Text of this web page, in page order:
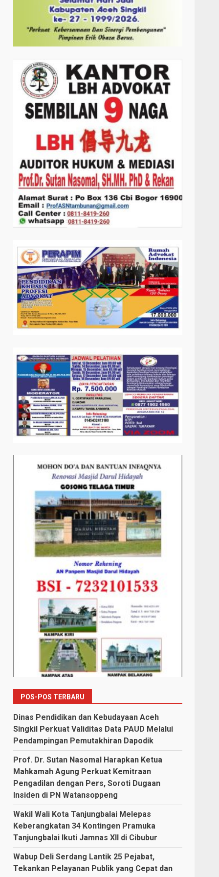
POS-POS TERBARU
Dinas Pendidikan dan Kebudayaan Aceh
Singkil Perkuat Validitas Data PAUD Melalui
Pendampingan Pemutakhiran Dapodik
Prof. Dr. Sutan Nasomal Harapkan Ketua
Mahkamah Agung Perkuat Kemitraan
Pengadilan dengan Pers, Soroti Dugaan
Insiden di PN Watansoppeng
Wakil Wali Kota Tanjungbalai Melepas
Keberangkatan 34 Kontingen Pramuka
Tanjungbalai Ikuti Jamnas XII di Cibubur
Wabup Deli Serdang Lantik 25 Pejabat,
Tekankan Pelayanan Publik yang Cepat dan